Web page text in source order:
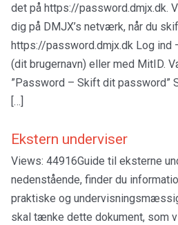
det på https://password.dmjx.dk.
dig på DMJX’s netværk, når du
https://password.dmjx.dk Log ind
(dit brugernavn) eller med MitID.
”Password – Skift dit password”
[…]
Ekstern underviser
Views: 44916Guide til eksterne
nedenstående, finder du
praktiske og
skal tænke dette dokument, som